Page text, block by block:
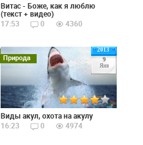
Витас - Боже, как я люблю
(текст + видео)
17:53
0 4360
2013
9
Янв
Природа
Виды акул, охота на акулу
16:23
0 4974